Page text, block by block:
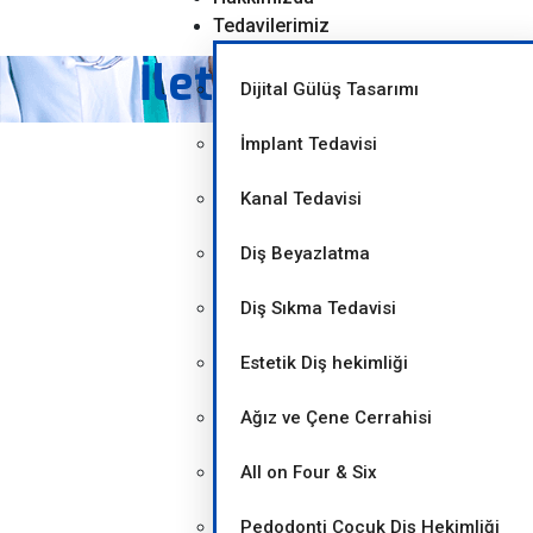
Tedavilerimiz
Dijital Gülüş Tasarımı
İmplant Tedavisi
Kanal Tedavisi
Diş Beyazlatma
Diş Sıkma Tedavisi
Estetik Diş hekimliği
Ağız ve Çene Cerrahisi
All on Four & Six
Pedodonti Çocuk Diş Hekimliği
İletişim